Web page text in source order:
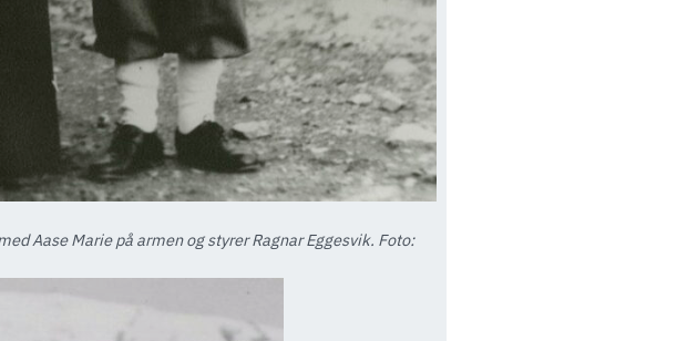
Aase Marie på armen og styrer Ragnar Eggesvik. Foto: